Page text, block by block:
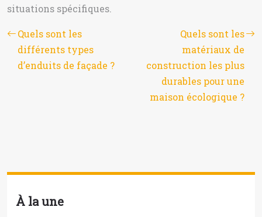
situations spécifiques.
Quels sont les
différents types
d’enduits de façade ?
Quels sont les
matériaux de
construction les plus
durables pour une
maison écologique ?
À la une